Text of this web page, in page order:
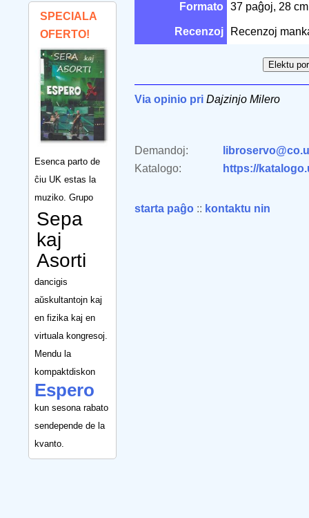
SPECIALA
OFERTO!
Esenca parto de
ĉiu UK estas la
muziko. Grupo
Sepa
kaj
Asorti
dancigis
aŭskultantojn kaj
en fizika kaj en
virtuala kongresoj.
Mendu la
kompaktdiskon
Espero
kun sesona rabato
sendepende de la
kvanto.
Formato 37 paĝoj, 28
Recenzoj Recenzoj
Via opinio pri Dajzinjo Milero
Demandoj:
Katalogo:
https://
starta paĝo :: kontaktu nin